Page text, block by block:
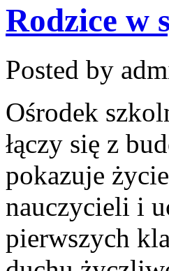
Rodzice w
Posted by
Ośrodek
łączy się z
pokazuje
nauczycieli i
pierwszych